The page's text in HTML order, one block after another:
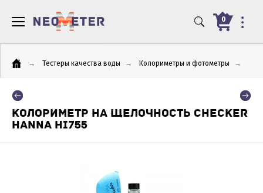
0
→ Тестеры качества воды → Колориметры и фотометры →
КОЛОРИМЕТР НА ЩЕЛОЧНОСТЬ CHECKER
HANNA HI755